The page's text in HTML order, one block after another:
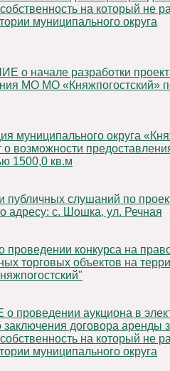
на который не
муниципального округа
МО МО «Княжпогостский»
возможности
1500,0 кв.м
адресу: с. Шошка, ул. Речная
торговых объектов на
договора аренды
на который не
муниципального округа